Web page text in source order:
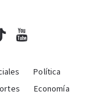
Política
Economía